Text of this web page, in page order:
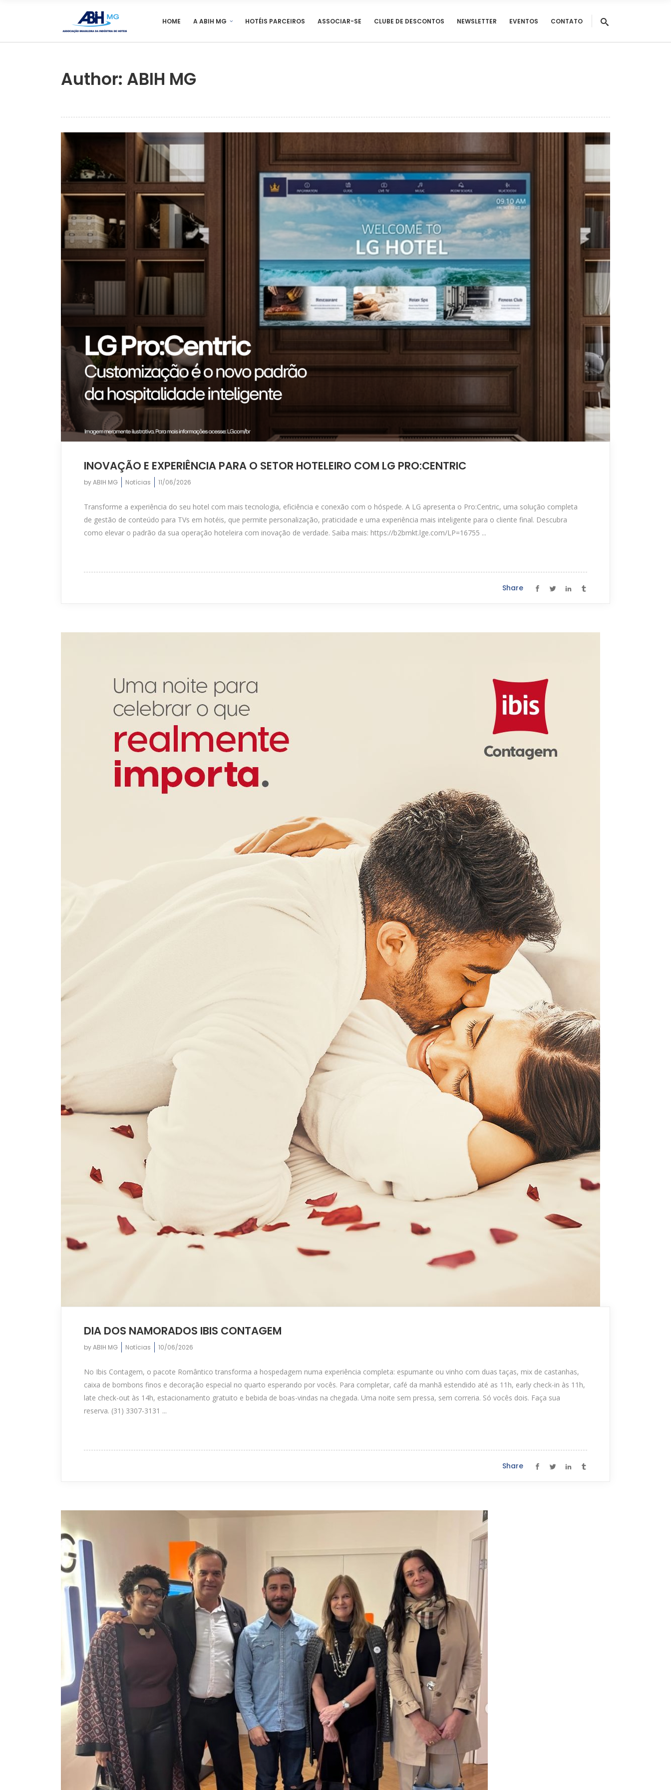
HOME A ABIH MG HOTÉIS PARCEIROS ASSOCIAR-SE CLUBE DE DESCONTOS NEWSLETTER EVENTOS CONTATO
Author: ABIH MG
INOVAÇÃO E EXPERIÊNCIA PARA O SETOR HOTELEIRO COM LG PRO:CENTRIC
byABIH MG Notícias 11/06/2026
Transforme a experiência do seu hotel com mais tecnologia, eficiência e conexão com o hóspede. A LG apresenta o Pro:Centric, uma solução completa
de gestão de conteúdo para TVs em hotéis, que permite personalização, praticidade e uma experiência mais inteligente para o cliente final. Descubra
como elevar o padrão da sua operação hoteleira com inovação de verdade. Saiba mais: https://b2bmkt.lge.com/LP=16755 ...
Share
DIA DOS NAMORADOS IBIS CONTAGEM
byABIH MG Notícias 10/06/2026
No Ibis Contagem, o pacote Romântico transforma a hospedagem numa experiência completa: espumante ou vinho com duas taças, mix de castanhas,
caixa de bombons finos e decoração especial no quarto esperando por vocês. Para completar, café da manhã estendido até as 11h, early check-in às 11h,
late check-out às 14h, estacionamento gratuito e bebida de boas-vindas na chegada. Uma noite sem pressa, sem correria. Só vocês dois. Faça sua
reserva. (31) 3307-3131 ...
Share